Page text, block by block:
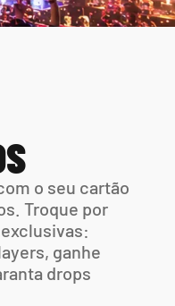
o seu cartão
Troque por
ganhe
drops